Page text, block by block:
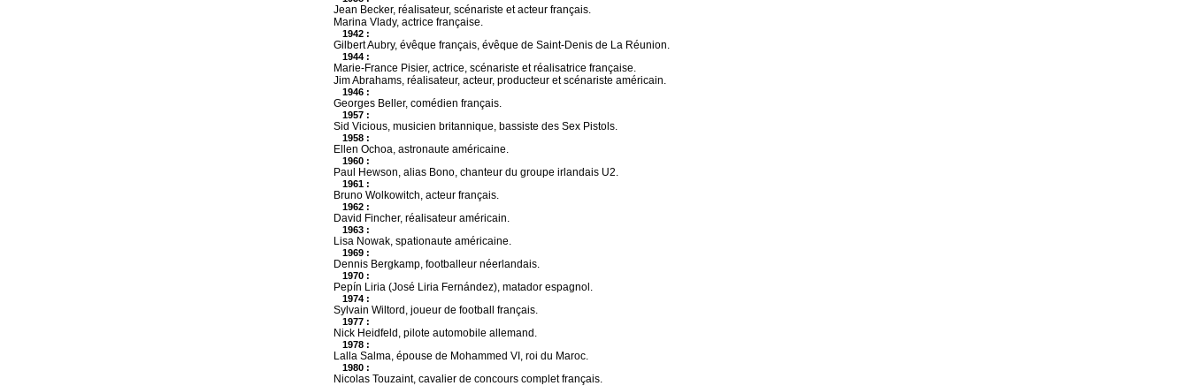
Jean Becker, réalisateur, scénariste et acteur français.
Marina Vlady, actrice française.
1942 :
Gilbert Aubry, évêque français, évêque de Saint-Denis de La Réunion.
1944 :
Marie-France Pisier, actrice, scénariste et réalisatrice française.
Jim Abrahams, réalisateur, acteur, producteur et scénariste américain.
1946 :
Georges Beller, comédien français.
1957 :
Sid Vicious, musicien britannique, bassiste des Sex Pistols.
1958 :
Ellen Ochoa, astronaute américaine.
1960 :
Paul Hewson, alias Bono, chanteur du groupe irlandais U2.
1961 :
Bruno Wolkowitch, acteur français.
1962 :
David Fincher, réalisateur américain.
1963 :
Lisa Nowak, spationaute américaine.
1969 :
Dennis Bergkamp, footballeur néerlandais.
1970 :
Pepín Liria (José Liria Fernández), matador espagnol.
1974 :
Sylvain Wiltord, joueur de football français.
1977 :
Nick Heidfeld, pilote automobile allemand.
1978 :
Lalla Salma, épouse de Mohammed VI, roi du Maroc.
1980 :
Nicolas Touzaint, cavalier de concours complet français.